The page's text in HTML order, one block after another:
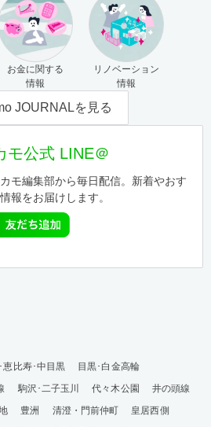
お金に関する
情報
リノベーション
情報
JOURNALを見る
モ公式 LINE＠
モ編集部から毎日配信。新着やおす
報をお届けします。
恵比寿･中目黒
目黒･白金高輪
駒沢･二子玉川 代々木公園
井の頭線
豊洲 清澄・門前仲町
皇居西側